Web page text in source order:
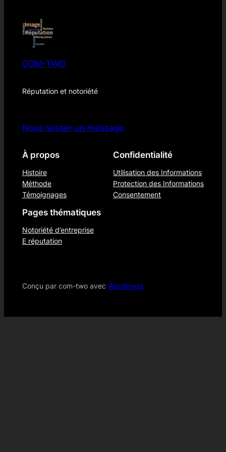
COM-TWO
Réputation et notoriété
Nous laisser un message
À propos
Histoire
Méthode
Témoignages
Confidentialité
Utilisation des Informations
Protection des Informations
Consentement
Pages thématiques
Notoriété d’entreprise
E réputation
Conçu par com-two avec WordPress